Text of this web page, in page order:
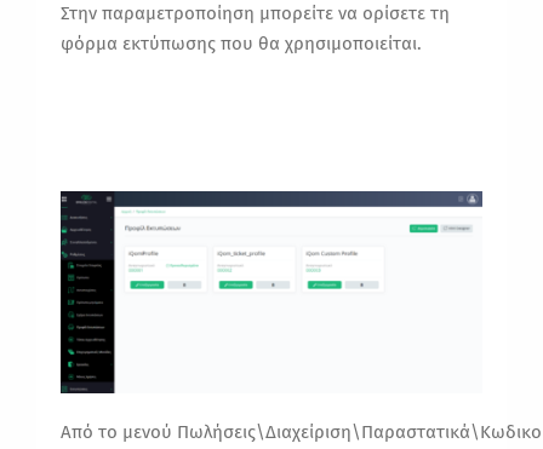
Στην παραμετροποίηση μπορείτε να ορίσετε τη
φόρμα εκτύπωσης που θα χρησιμοποιείται.
Από το μενού Πωλήσεις\Διαχείριση\Παραστατικά\